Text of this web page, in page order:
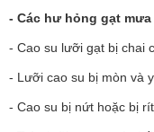
- Các hư hỏng gạt
- Cao su lưỡi gạt bị chai
- Lưỡi cao su bị mòn và
- Cao su bị nứt hoặc bị rít